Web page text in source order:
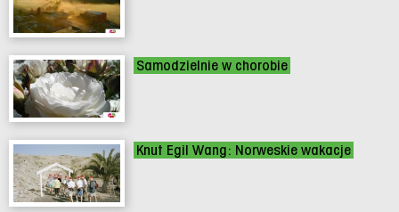
Samodzielnie w chorobie
Knut Egil Wang: Norweskie wakacje